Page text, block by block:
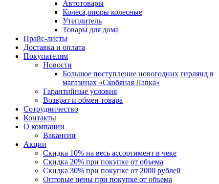
Автотовары
Колеса,опоры колесные
Утеплитель
Товары для дома
Прайс-листы
Доставка и оплата
Покупателям
Новости
Большое поступление новогодних гирлянд в
магазинах «Скобяная Лавка»
Гарантийные условия
Возврат и обмен товара
Сотрудничество
Контакты
О компании
Вакансии
Акции
Скидка 10% на весь ассортимент в чеке
Скидка 20% при покупке от объема
Скидка 30% при покупке от 2000 рублей
Оптовые цены при покупке от объема